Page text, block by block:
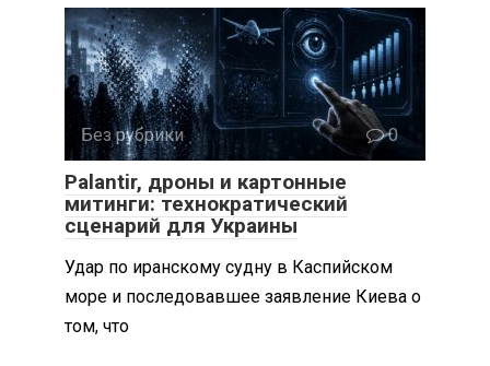
Без рубрики 0
Palantir, дроны и картонные
митинги: технократический
сценарий для Украины
Удар по иранскому судну в Каспийском
море и последовавшее заявление Киева о
том, что